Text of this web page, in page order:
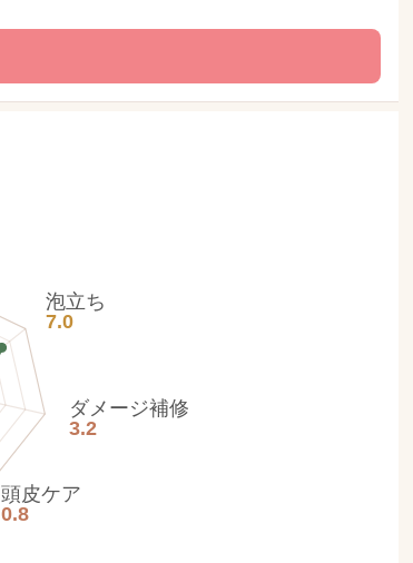
泡立ち
7.0
ダメージ補修
3.2
頭皮ケア
0.8